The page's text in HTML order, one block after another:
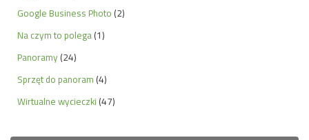
Google Business Photo (2)
Na czym to polega (1)
Panoramy (24)
Sprzęt do panoram (4)
Wirtualne wycieczki (47)